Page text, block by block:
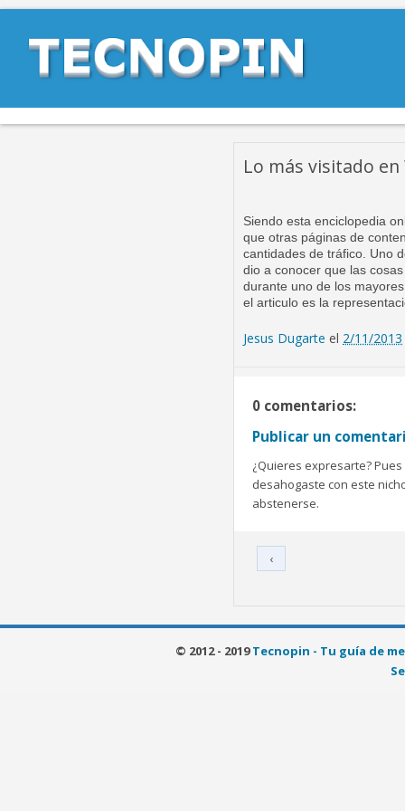
Lo más visitado
Siendo esta enciclopedia
que otras páginas de
cantidades de tráfico. Uno
dio a conocer que las
durante uno de los
el articulo es la
Jesus Dugarte el 2/11/2013
0 comentarios:
Publicar un
¿Quieres expresarte?
desahogaste con este
abstenerse.
‹
© 2012 - 2019Tecnopin - Tu guía de